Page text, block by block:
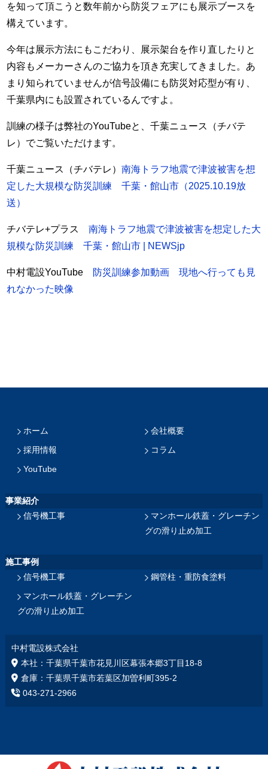
を知って頂こうと数年前から防災フェアにも展示ブースを
構えています。
今年は展示方法にもこだわり、展示架台を作り直したりと
内容もメーカーさんのご協力を頂き充実してきました。あ
まり知られていませんが信号設備にも防災対応型が有り、
千葉県内にも設置されているんですよ。
訓練の様子は弊社のYouTubeと、千葉ニュース（チバテ
レ）でご覧いただけます。
千葉ニュース（チバテレ）南海トラフ地震で津波被害を想
定した大規模な防災訓練 千葉・館山市（2025.10.19放
送）
チバテレ+プラス南海トラフ地震で津波被害を想定した大
規模な防災訓練 千葉・館山市 | NEWSjp
中村電設YouTube
防災訓練参加動画 現地へ行っても見
れなかった映像
ホーム 会社概要
採用情報 コラム
YouTube
事業紹介
信号機工事
マンホール鉄蓋・グレーチン
グの滑り止め加工
施工事例
信号機工事
鋼管柱・重防食塗料
マンホール鉄蓋・グレーチン
グの滑り止め加工
中村電設株式会社
本社：千葉県千葉市花見川区幕張本郷3丁目18‐8
倉庫：千葉県千葉市若葉区加曽利町395-2
043-271-2966